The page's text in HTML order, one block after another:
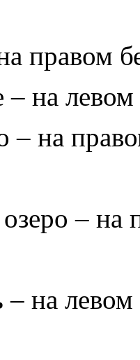
правом
на
– на
– на
– на